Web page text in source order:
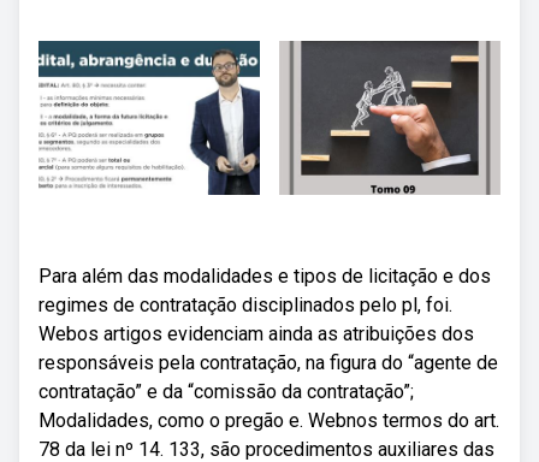
Para além das modalidades e tipos de licitação e dos
regimes de contratação disciplinados pelo pl, foi.
Webos artigos evidenciam ainda as atribuições dos
responsáveis pela contratação, na figura do “agente de
contratação” e da “comissão da contratação”;
Modalidades, como o pregão e. Webnos termos do art.
78 da lei nº 14. 133, são procedimentos auxiliares das